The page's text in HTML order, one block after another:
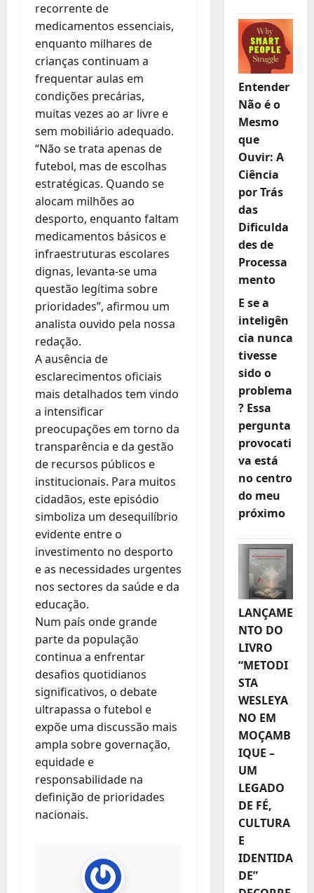
recorrente de
medicamentos essenciais,
enquanto milhares de
crianças continuam a
frequentar aulas em
condições precárias,
muitas vezes ao ar livre e
sem mobiliário adequado.
“Não se trata apenas de
futebol, mas de escolhas
estratégicas. Quando se
alocam milhões ao
desporto, enquanto faltam
medicamentos básicos e
infraestruturas escolares
dignas, levanta-se uma
questão legítima sobre
prioridades”, afirmou um
analista ouvido pela nossa
redação.
A ausência de
esclarecimentos oficiais
mais detalhados tem vindo
a intensificar
preocupações em torno da
transparência e da gestão
de recursos públicos e
institucionais. Para muitos
cidadãos, este episódio
simboliza um desequilíbrio
evidente entre o
investimento no desporto
e as necessidades urgentes
nos sectores da saúde e da
educação.
Num país onde grande
parte da população
continua a enfrentar
desafios quotidianos
significativos, o debate
ultrapassa o futebol e
expõe uma discussão mais
ampla sobre governação,
equidade e
responsabilidade na
definição de prioridades
nacionais.
Entender
Não é o
Mesmo
que
Ouvir: A
Ciência
por Trás
das
Dificulda
des de
Processa
mento
E se a
inteligên
cia nunca
tivesse
sido o
problema
? Essa
pergunta
provocati
va está
no centro
do meu
próximo
LANÇAME
NTO DO
LIVRO
“METODI
STA
WESLEYA
NO EM
MOÇAMB
IQUE –
UM
LEGADO
DE FÉ,
CULTURA
E
IDENTIDA
DE”